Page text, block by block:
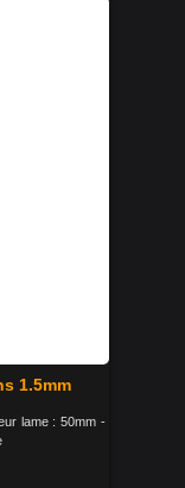
1.5mm
lame : 50mm -